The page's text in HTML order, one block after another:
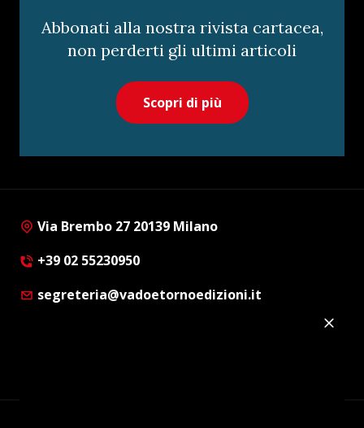
Abbonati alla nostra rivista cartacea,
non perderti gli ultimi articoli
Scopri di più
Via Brembo 27 20139 Milano
+39 02 55230950
segreteria@vadoetornoedizioni.it